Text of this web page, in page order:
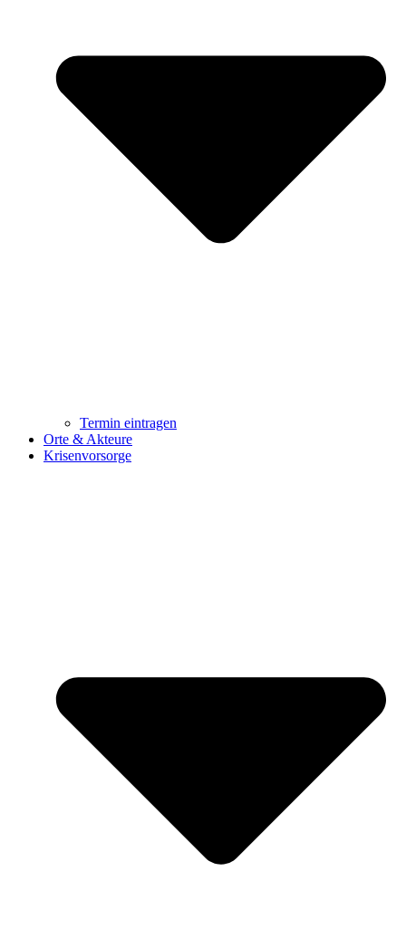
Termin eintragen
Orte & Akteure
Krisenvorsorge